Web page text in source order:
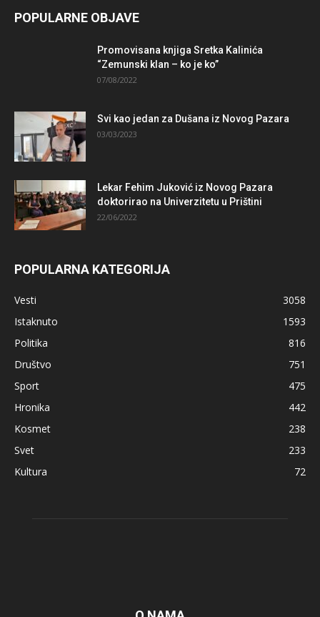
POPULARNE OBJAVE
Promovisana knjiga Sretka Kalinića
“Zemunski klan – ko je ko”
07/08/2022
Svi kao jedan za Dušana iz Novog Pazara
03/03/2023
Lekar Fehim Juković iz Novog Pazara
doktorirao na Univerzitetu u Prištini
22/06/2022
POPULARNA KATEGORIJA
Vesti
3058
Istaknuto
1593
Politika
816
Društvo
751
Sport
475
Hronika
442
Kosmet
238
Svet
233
Kultura
72